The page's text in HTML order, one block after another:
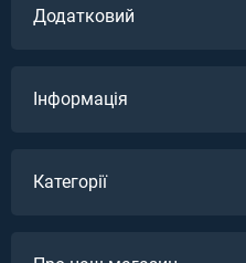
Додатковий
Інформація
Категорії